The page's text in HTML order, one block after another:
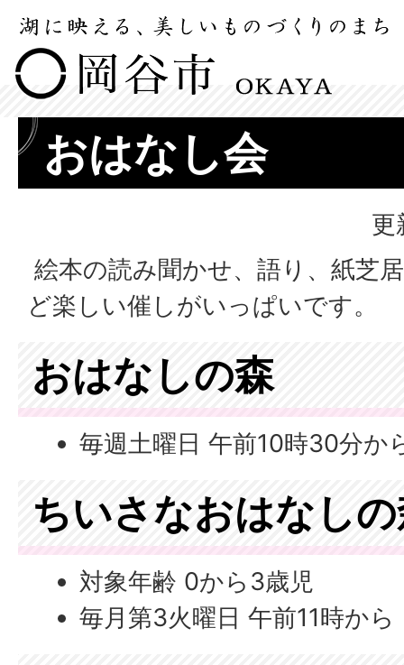
おはなし会
更
絵本の読み聞かせ、語り、紙芝
ど楽しい催しがいっぱいです。
おはなしの森
毎週土曜日 午前10時30分か
ちいさなおはなし
対象年齢 0から3歳児
毎月第3火曜日 午前11時から